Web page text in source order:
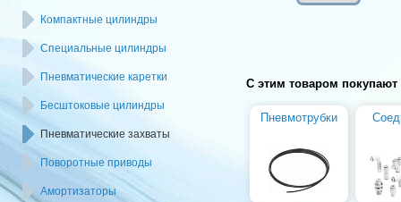
Компактные цилиндры
Специальные цилиндры
Пневматические каретки
Бесштоковые цилиндры
Пневматические захваты
Поворотные приводы
Амортизаторы
С этим товаром покупают
Пневмотрубки